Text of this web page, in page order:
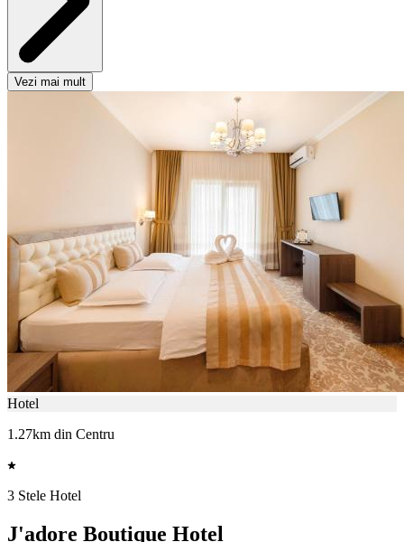
Vezi mai mult
Hotel
1.27km din Centru
3 Stele Hotel
J'adore Boutique Hotel